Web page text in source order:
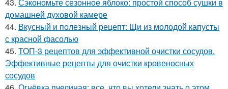
домашней духовой камере
44. Вкусный и полезный рецепт: Щи из молодой капусты
с красной фасолью
45. ТОП-3 рецептов для эффективной очистки сосудов.
Эффективные рецепты для очистки кровеносных
сосудов